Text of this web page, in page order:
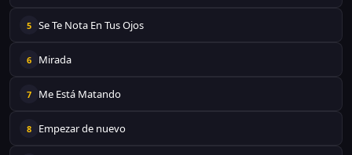
5 Se Te Nota En Tus Ojos
6 Mirada
7 Me Está Matando
8 Empezar de nuevo